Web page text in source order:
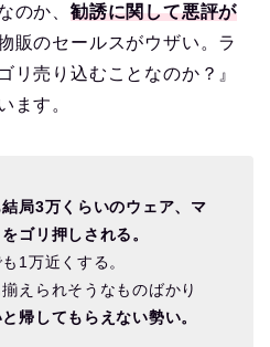
のか、 勧誘に関して悪評が
販のセールスがウザい。ラ
リ売り込むことなのか？』
ます。
局3万くらいのウェア、マ
ゴリ押しされる。
1万近くする。
えられそうなものばかり
帰してもらえない勢い。